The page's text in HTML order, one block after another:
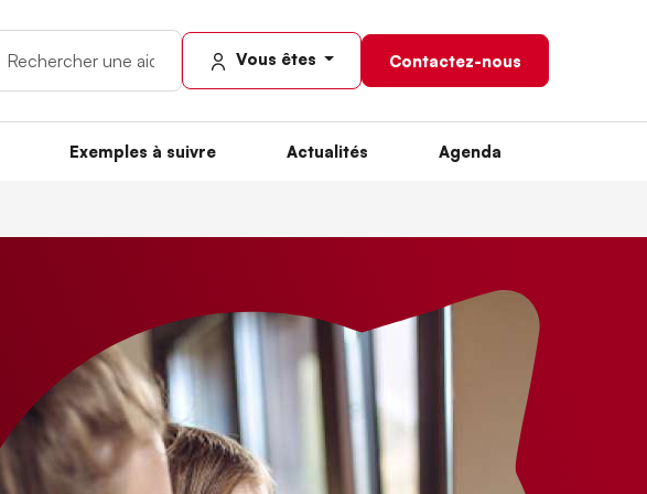
Vous êtes Contactez-nous
Exemples à suivre Actualités Agenda